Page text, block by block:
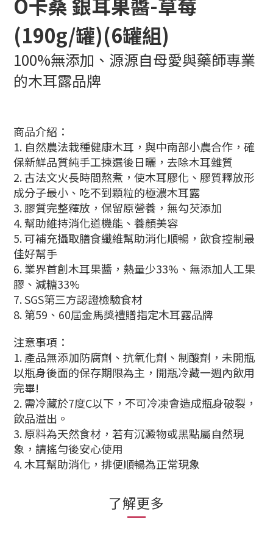
O卡桑 銀耳果醬-草莓
(190g/罐)(6罐組)
100%無添加、 源源自母愛與藥師專業
的木耳露品牌
商品介紹：
1. 自然農法栽種健康木耳，與中南部小農合作，確
保新鮮品質純手工揀選後日曬，去除木耳雜質
2. 古法文火長時間熬煮，使木耳膠化、膠質釋放形
成分子最小、吃不到顆粒的極濃木耳露
3. 膠質完整釋放，保留原營養，無勾芡添加
4. 幫助維持消化道機能、養顏美容
5. 可補充攝取膳食纖維幫助消化順暢，飲食控制最
佳好幫手
6. 業界首創木耳果醬，熱量少33%、無添加人工果
膠、減糖33%
7. SGS第三方認證檢驗食材
8. 第59、60屆金馬獎禮贈指定木耳露品牌
注意事項：
1. 產品無添加防腐劑、抗氧化劑、制酸劑，未開瓶
以瓶身後面的保存期限為主，開瓶冷藏一週內飲用
完畢!
2.需冷藏於7度C以下， 不可冷凍會造成瓶身破裂，
飲品溢出。
3. 原料為天然食材，若有沉澱物或黑點屬自然現
象，請搖勻後安心使用
4. 木耳幫助消化，排便順暢為正常現象
了解更多